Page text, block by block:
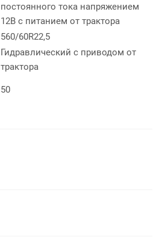
постоянного тока напряжением
12В с питанием от трактора
560/60R22,5
Гидравлический с приводом от
трактора
50